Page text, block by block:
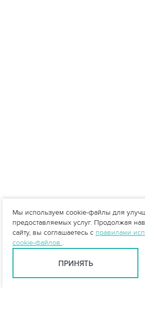
Мы используем cookie-файлы для
предоставляемых услуг. Продолжая
сайту, вы соглашаетесь с правилами
cookie-файлов .
ПРИНЯТЬ